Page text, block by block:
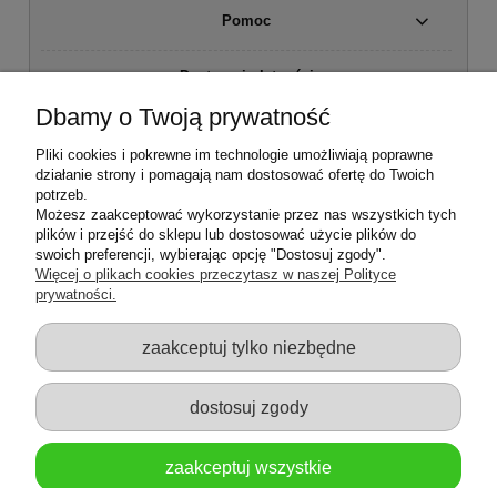
Pomoc
Dostawa i płatności
Moje konto
Regulamin sklepu
Zwroty i reklamacje
Dbamy o Twoją prywatność
Pliki cookies i pokrewne im technologie umożliwiają poprawne
działanie strony i pomagają nam dostosować ofertę do Twoich
potrzeb.
Możesz zaakceptować wykorzystanie przez nas wszystkich tych
plików i przejść do sklepu lub dostosować użycie plików do
swoich preferencji, wybierając opcję "Dostosuj zgody".
Więcej o plikach cookies przeczytasz w naszej Polityce
prywatności.
zaakceptuj tylko niezbędne
dostosuj zgody
zaakceptuj wszystkie